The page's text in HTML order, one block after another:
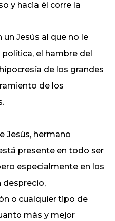
y hacia él corre la
un Jesús al que no le
el hambre del
de los grandes
de los
Jesús, hermano
presente en todo ser
especialmente en los
desprecio,
o cualquier tipo de
más y mejor